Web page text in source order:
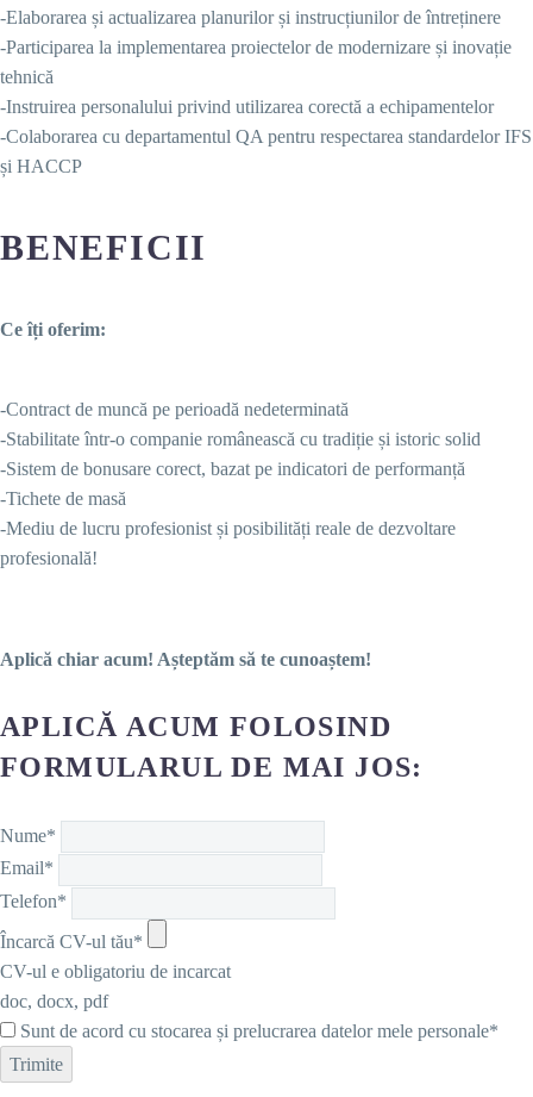
-Elaborarea și actualizarea planurilor și instrucțiunilor de întreținere
-Participarea la implementarea proiectelor de modernizare și inovație
tehnică
-Instruirea personalului privind utilizarea corectă a echipamentelor
-Colaborarea cu departamentul QA pentru respectarea standardelor IFS
și HACCP
BENEFICII
Ce îți oferim:
-Contract de muncă pe perioadă nedeterminată
-Stabilitate într-o companie românească cu tradiție și istoric solid
-Sistem de bonusare corect, bazat pe indicatori de performanță
-Tichete de masă
-Mediu de lucru profesionist și posibilități reale de dezvoltare
profesională!
Aplică chiar acum! Așteptăm să te cunoaștem!
APLICĂ ACUM FOLOSIND
FORMULARUL DE MAI JOS:
Nume*
Email*
Telefon*
Încarcă CV-ul tău*
CV-ul e obligatoriu de incarcat
doc, docx, pdf
Sunt de acord cu stocarea și prelucrarea datelor mele personale*
Trimite